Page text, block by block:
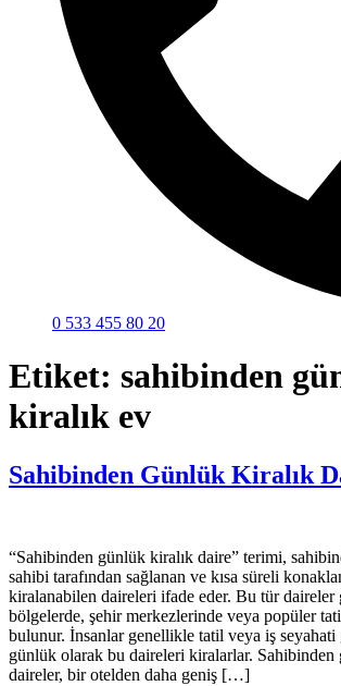
0 533 455 80 20
Etiket: sahibinden
kiralık ev
Sahibinden Günlük Kiralık
“Sahibinden günlük kiralık daire” terimi,
sahibi tarafından sağlanan ve kısa süreli
kiralanabilen daireleri ifade eder. Bu tür
bölgelerde, şehir merkezlerinde veya popüler
bulunur. İnsanlar genellikle tatil veya iş
günlük olarak bu daireleri kiralarlar. Sahibinden
daireler, bir otelden daha geniş […]